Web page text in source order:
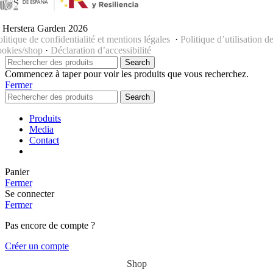
Garden 2026
de confidentialité et mentions légales · Politique d’utilisation
shop · Déclaration d’accessibilité
Search
Commencez à taper pour voir les produits que vous recherchez.
Fermer
Search
Produits
Media
Contact
Panier
Fermer
Se connecter
Fermer
Pas encore de compte ?
Créer un compte
Shop